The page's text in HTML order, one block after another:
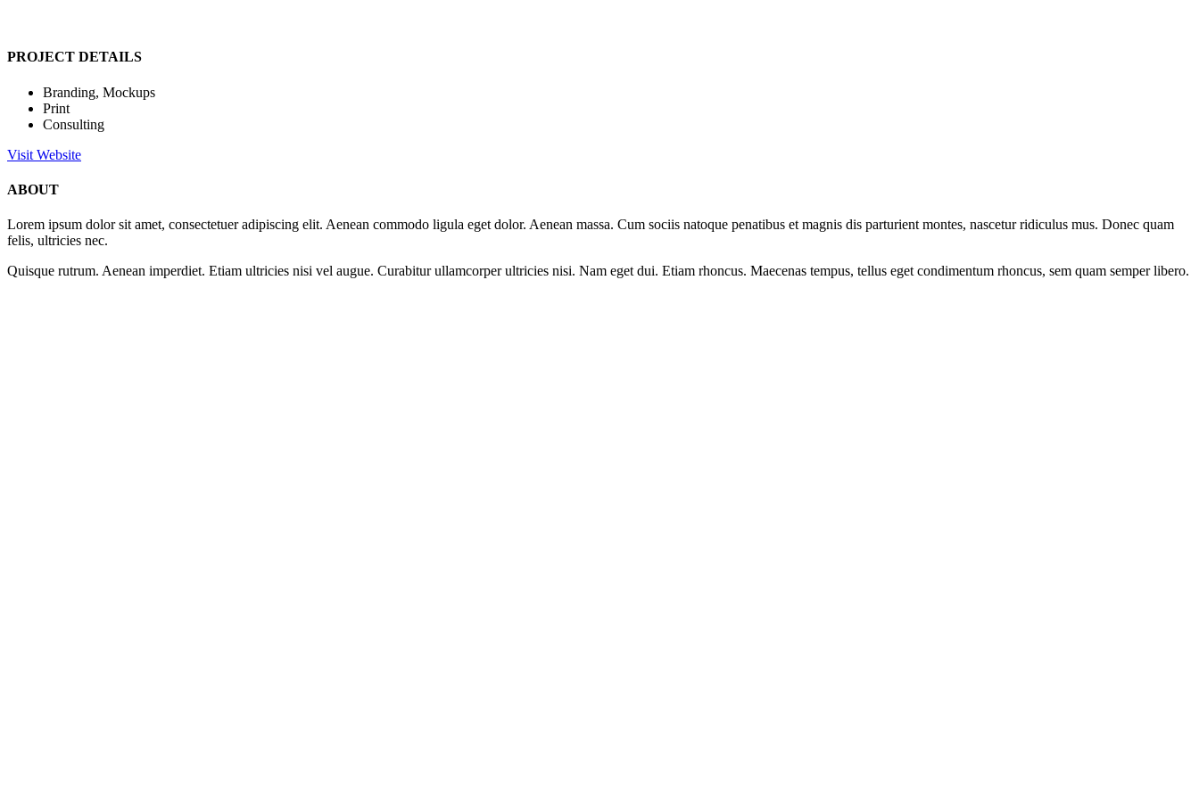
PROJECT DETAILS
Branding, Mockups
Print
Consulting
Visit Website
ABOUT
Lorem ipsum dolor sit amet, consectetuer adipiscing elit. Aenean commodo ligula eget dolor. Aenean massa. Cum sociis natoque penatibus et magnis dis parturient montes, nascetur ridiculus mus. Donec quam
felis, ultricies nec.
Quisque rutrum. Aenean imperdiet. Etiam ultricies nisi vel augue. Curabitur ullamcorper ultricies nisi. Nam eget dui. Etiam rhoncus. Maecenas tempus, tellus eget condimentum rhoncus, sem quam semper libero.